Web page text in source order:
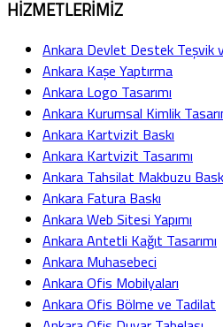
HİZMETLERİMİZ
Ankara Devlet Destek Teşvik
Ankara Kaşe Yaptırma
Ankara Logo Tasarımı
Ankara Kurumsal Kimlik
Ankara Kartvizit Baskı
Ankara Kartvizit Tasarımı
Ankara Tahsilat Makbuzu
Ankara Fatura Baskı
Ankara Web Sitesi Yapımı
Ankara Antetli Kağıt Tasarımı
Ankara Muhasebeci
Ankara Ofis Mobilyaları
Ankara Ofis Bölme ve Tadilat